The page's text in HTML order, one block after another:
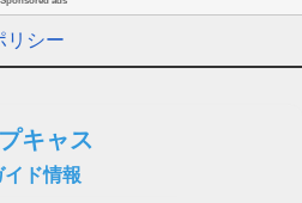
リシー
キャス
イド情報